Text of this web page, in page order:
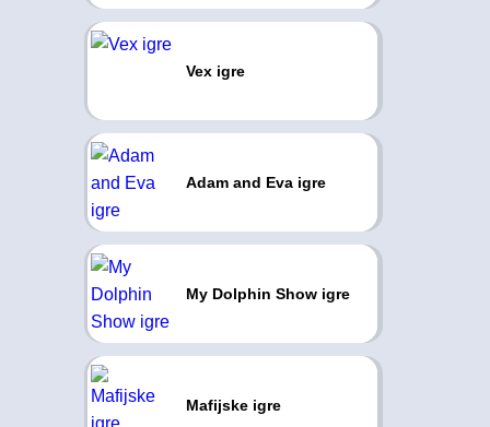
Vex igre
Adam and Eva igre
My Dolphin Show igre
Mafijske igre